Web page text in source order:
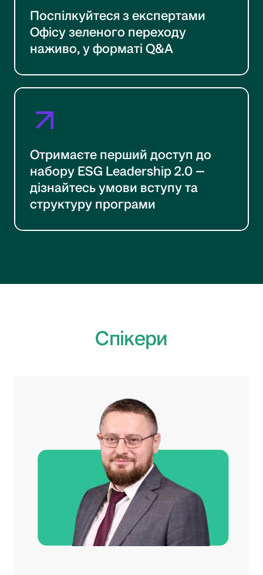
Поспілкуйтеся з експертами
Офісу зеленого переходу
наживо, у форматі Q&A
Отримаєте перший доступ до
набору ESG Leadership 2.0 —
дізнайтесь умови вступу та
структуру програми
Спікери